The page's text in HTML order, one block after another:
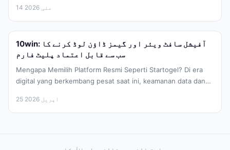
14 مئی 2026
10win: آفیشل سافٹ ویئر اور گیمز ڈاؤن لوڈ کرنے کا
سب سے قابل اعتماد پلیٹ فارم
Mengapa Memilih Platform Resmi Seperti Startogel? Di era
digital yang berkembang pesat saat ini, keamanan data dan
25 اپریل 2026